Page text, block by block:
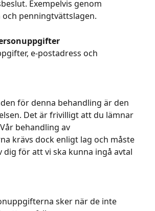
Exempelvis genom
penningtvättslagen.
e-postadress och
för denna behandling är den
Det är frivilligt att du lämnar
behandling av
krävs dock enligt lag och måste
dig för att vi ska kunna ingå avtal
sker när de inte